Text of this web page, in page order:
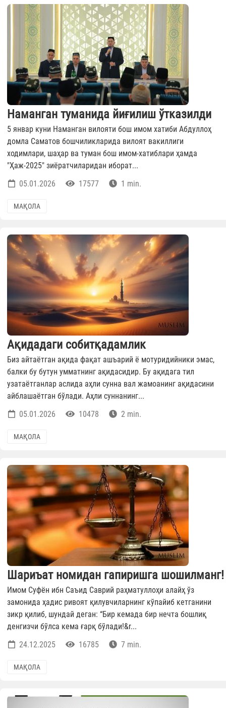
Наманган туманида йиғилиш ўтказилди
5 январ куни Наманган вилояти бош имом хатиби Абдуллоҳ
домла Саматов бошчиликларида вилоят вакиллиги
ходимлари, шаҳар ва туман бош имом-хатиблари ҳамда
"Ҳаж-2025" зиёратчиларидан иборат...
05.01.2026
17577 1 min.
МАҚОЛА
Ақидадаги собитқадамлик
Биз айтаётган ақида фақат ашъарий ё мотуридийники эмас,
балки бу бутун умматнинг ақидасидир. Бу ақидага тил
узатаётганлар аслида аҳли сунна вал жамоанинг ақидасини
айблашаётган бўлади. Аҳли суннанинг...
05.01.2026
10478 2 min.
МАҚОЛА
Шариъат номидан гапиришга шошилманг!
Имом Суфён ибн Саъид Саврий раҳматуллоҳи алайҳ ўз
замонида ҳадис ривоят қилувчиларнинг кўпайиб кетганини
зикр қилиб, шундай деган: “Бир кемада бир нечта бошлиқ
денгизчи бўлса кема ғарқ бўлади!&r...
24.12.2025
16785 7 min.
МАҚОЛА